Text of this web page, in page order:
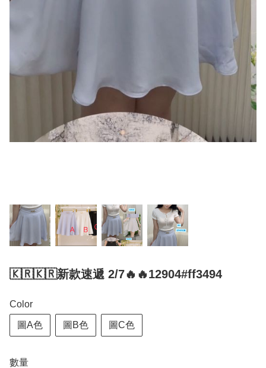
🇰🇷🇰🇷新款速遞 2/7🔥🔥12904#ff3494
Color
圖A色 圖B色 圖C色
數量